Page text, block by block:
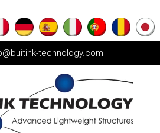
technology.com